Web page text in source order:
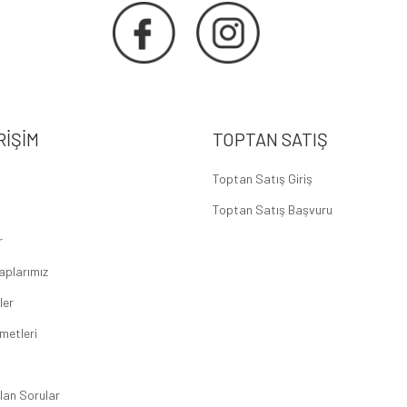
Sorular
TOPTAN SATIŞ
Toptan Satış Giriş
Toptan Satış Başvuru